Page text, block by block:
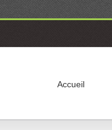
Accueil